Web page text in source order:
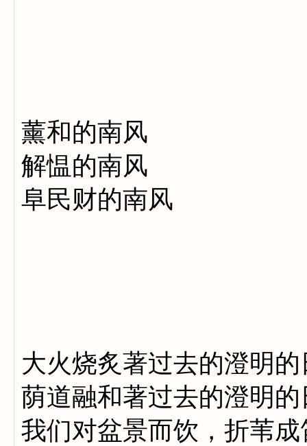
薰和的南风
解愠的南风
阜民财的南风
大火烧炙著过去的澄明的
荫道融和著过去的澄明的
我们对盆景而饮，折苇成